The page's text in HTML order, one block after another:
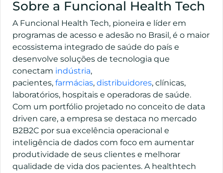
Sobre a Funcional Health Tech
A Funcional Health Tech, pioneira e líder em
programas de acesso e adesão no Brasil, é o maior
ecossistema integrado de saúde do país e
desenvolve soluções de tecnologia que
conectam indústria,
pacientes, farmácias, distribuidores, clínicas,
laboratórios, hospitais e operadoras de saúde.
Com um portfólio projetado no conceito de data
driven care, a empresa se destaca no mercado
B2B2C por sua excelência operacional e
inteligência de dados com foco em aumentar
produtividade de seus clientes e melhorar
qualidade de vida dos pacientes. A healthtech